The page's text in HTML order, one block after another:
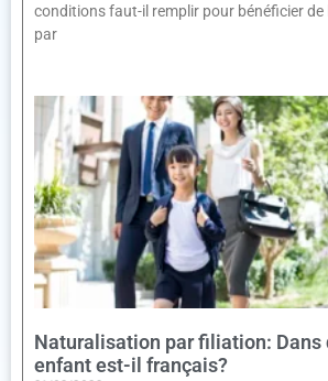
conditions faut-il remplir pour bénéficier
par
Naturalisation par filiation: Dans
enfant est-il français?